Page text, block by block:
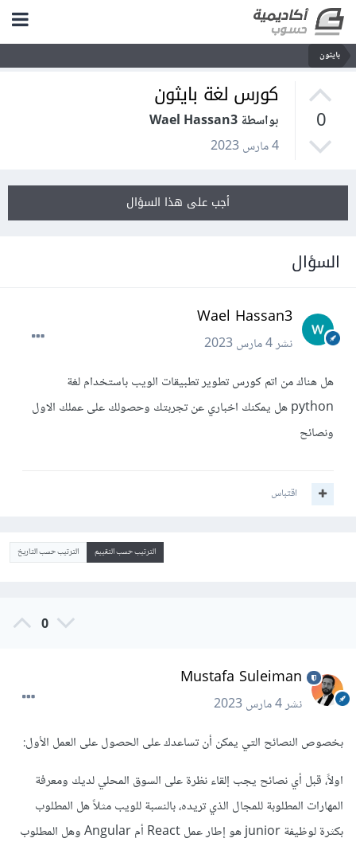
بايثون
0
كورس لغة بايثون
بواسطة Wael Hassan3
4 مارس 2023
أجب على هذا السؤال
السؤال
Wael Hassan3
نشر4 مارس 2023
هل هناك من اتم كورس تطوير تطبيقات الويب باستخدام لغة
python هل يمكنك اخباري عن تجربتك وحصولك على عملك الاول
ونصائح
اقتباس
الترتيب حسب التقييم الترتيب حسب التاريخ
0
Mustafa Suleiman
نشر4 مارس 2023
بخصوص النصائح التي يمكن أن تساعدك على الحصول على العمل الأول:
اولاً، قبل أي نصائح يجب إلقاء نظرة على السوق المحلي لديك ومعرفة
المهارات المطلوبة للمجال الذي تريده، بالنسبة للويب مثلاً هل المطلوب
بكثرة لوظيفة junior هو إطار عمل React أم Angular وهل المطلوب